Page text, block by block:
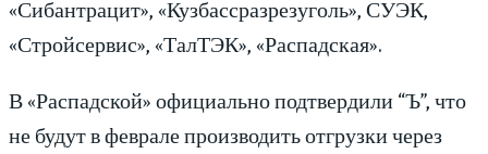
«Сибантрацит», «Кузбассразрезуголь», СУЭК,
«Стройсервис», «ТалТЭК», «Распадская».
В «Распадской» официально подтвердили “Ъ”, что
не будут в феврале производить отгрузки через